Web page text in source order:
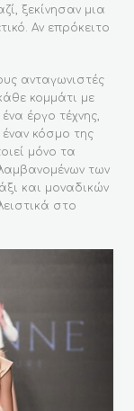
ξεκίνησαν μια
Αν επρόκειτο
ανταγωνιστές
κομμάτι με
έργο τέχνης,
κόσμο της
μόνο τα
των
και μοναδικών
στο